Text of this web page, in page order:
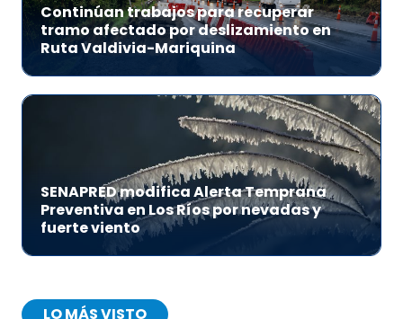
Continúan trabajos para recuperar
tramo afectado por deslizamiento en
Ruta Valdivia-Mariquina
SENAPRED modifica Alerta Temprana
Preventiva en Los Ríos por nevadas y
fuerte viento
LO MÁS VISTO